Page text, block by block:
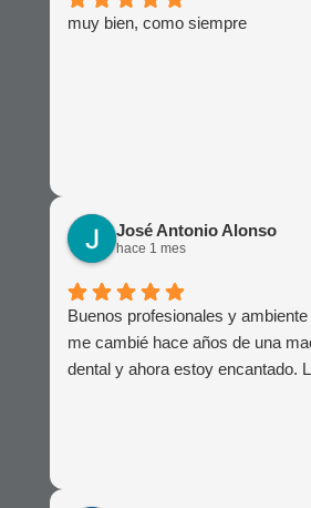
muy bien, como siempre
José Antonio Alonso
hace 1 mes
Buenos profesionales y
me cambié hace años de una
dental y ahora estoy encantado.